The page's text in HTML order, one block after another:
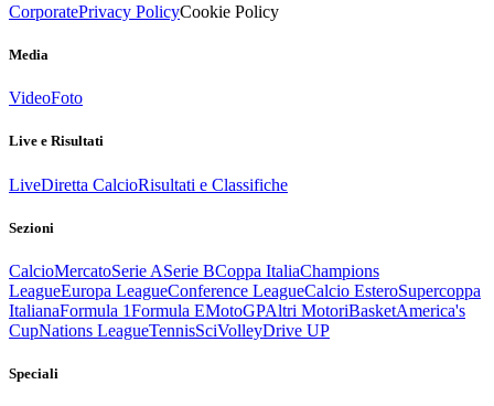
CorporatePrivacy PolicyCookie Policy
Media
VideoFoto
Live e Risultati
LiveDiretta CalcioRisultati e Classifiche
Sezioni
CalcioMercatoSerie ASerie BCoppa ItaliaChampions
LeagueEuropa LeagueConference LeagueCalcio EsteroSupercoppa
ItalianaFormula 1Formula EMotoGPAltri MotoriBasketAmerica's
CupNations LeagueTennisSciVolleyDrive UP
Speciali